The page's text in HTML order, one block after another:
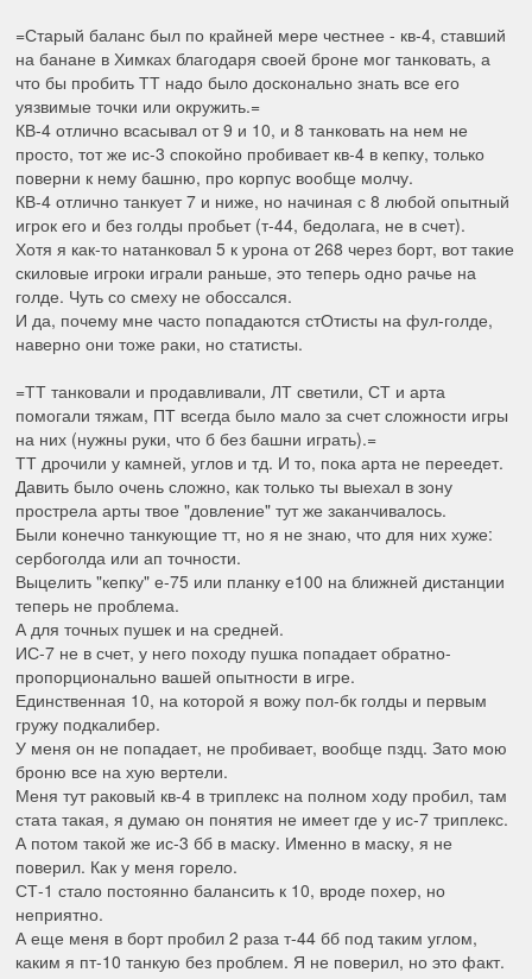
=Старый баланс был по крайней мере честнее - кв-4, ставший
на банане в Химках благодаря своей броне мог танковать, а
что бы пробить ТТ надо было досконально знать все его
уязвимые точки или окружить.=
КВ-4 отлично всасывал от 9 и 10, и 8 танковать на нем не
просто, тот же ис-3 спокойно пробивает кв-4 в кепку, только
поверни к нему башню, про корпус вообще молчу.
КВ-4 отлично танкует 7 и ниже, но начиная с 8 любой опытный
игрок его и без голды пробьет (т-44, бедолага, не в счет).
Хотя я как-то натанковал 5 к урона от 268 через борт, вот такие
скиловые игроки играли раньше, это теперь одно рачье на
голде. Чуть со смеху не обоссался.
И да, почему мне часто попадаются стОтисты на фул-голде,
наверно они тоже раки, но статисты.
=ТТ танковали и продавливали, ЛТ светили, СТ и арта
помогали тяжам, ПТ всегда было мало за счет сложности игры
на них (нужны руки, что б без башни играть).=
ТТ дрочили у камней, углов и тд. И то, пока арта не переедет.
Давить было очень сложно, как только ты выехал в зону
прострела арты твое "довление" тут же заканчивалось.
Были конечно танкующие тт, но я не знаю, что для них хуже:
сербоголда или ап точности.
Выцелить "кепку" е-75 или планку е100 на ближней дистанции
теперь не проблема.
А для точных пушек и на средней.
ИС-7 не в счет, у него походу пушка попадает обратно-
пропорционально вашей опытности в игре.
Единственная 10, на которой я вожу пол-бк голды и первым
гружу подкалибер.
У меня он не попадает, не пробивает, вообще пздц. Зато мою
броню все на хую вертели.
Меня тут раковый кв-4 в триплекс на полном ходу пробил, там
стата такая, я думаю он понятия не имеет где у ис-7 триплекс.
А потом такой же ис-3 бб в маску. Именно в маску, я не
поверил. Как у меня горело.
СТ-1 стало постоянно балансить к 10, вроде похер, но
неприятно.
А еще меня в борт пробил 2 раза т-44 бб под таким углом,
каким я пт-10 танкую без проблем. Я не поверил, но это факт.